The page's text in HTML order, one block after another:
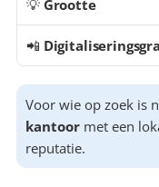
💡 Grootte
📲
Voor wie op zoek is
kantoor met een
reputatie.